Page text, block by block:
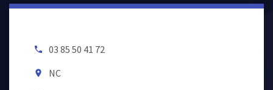
local_phone 03 85 50 41 72
room NC